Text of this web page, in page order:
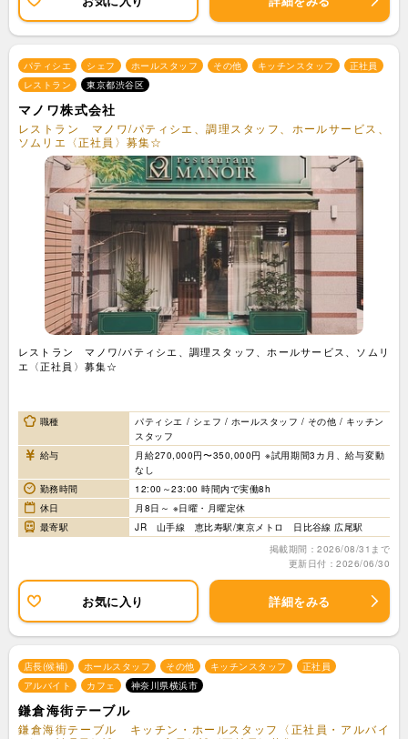
パティシエ シェフ ホールスタッフ その他 キッチンスタッフ
正社員
レストラン
東京都渋谷区
マノワ株式会社
レストラン マノワ/パティシエ、調理スタッフ、ホールサービス、
ソムリエ〈正社員〉募集☆
レストラン マノワ/パティシエ、調理スタッフ、ホールサービス、ソムリ
エ〈正社員〉募集☆
職種
パティシエ / シェフ / ホールスタッフ / その他 / キッチン
スタッフ
給与
月給270,000円〜350,000円 ※試用期間3カ月、給与変動
なし
勤務時間
12:00～23:00 時間内で実働8h
休日
月8日～ ※日曜・月曜定休
最寄駅
JR 山手線 恵比寿駅/東京メトロ 日比谷線 広尾駅
掲載期間：2026/08/31まで
更新日付：2026/06/30
お気に入り 詳細をみる
店長(候補) ホールスタッフ その他 キッチンスタッフ
正社員
アルバイト
カフェ 神奈川県横浜市
鎌倉海街テーブル
鎌倉海街テーブル キッチン・ホールスタッフ〈正社員・アルバイ